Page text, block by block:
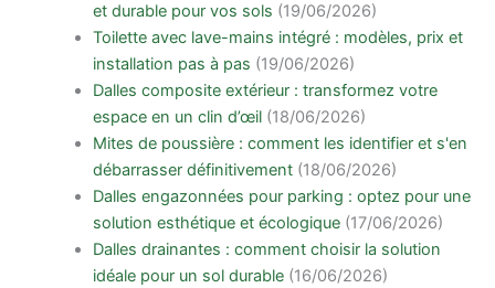
et durable pour vos sols (19/06/2026)
Toilette avec lave-mains intégré : modèles, prix et
installation pas à pas (19/06/2026)
Dalles composite extérieur : transformez votre
espace en un clin d’œil (18/06/2026)
Mites de poussière : comment les identifier et s'en
débarrasser définitivement (18/06/2026)
Dalles engazonnées pour parking : optez pour une
solution esthétique et écologique (17/06/2026)
Dalles drainantes : comment choisir la solution
idéale pour un sol durable (16/06/2026)